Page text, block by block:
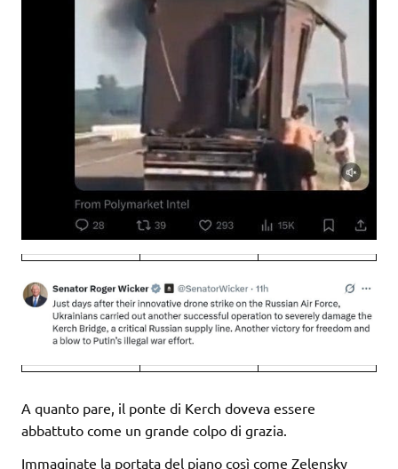
A quanto pare, il ponte di Kerch doveva essere
abbattuto come un grande colpo di grazia.
Immaginate la portata del piano così come Zelensky